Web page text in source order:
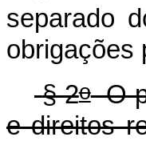
separado
obrigações
§ 2oO
e direitos